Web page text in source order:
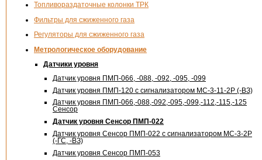
Топливораздаточные колонки ТРК
Фильтры для сжиженного газа
Регуляторы для сжиженного газа
Метрологическое оборудование
Датчики уровня
Датчик уровня ПМП-066, -088, -092, -095, -099
Датчик уровня ПМП-120 с сигнализатором МС-3-11-2Р (-ВЗ)
Датчик уровня ПМП-066,-088,-092,-095,-099,-112,-115,-125
Сенсор
Датчик уровня Сенсор ПМП-022
Датчик уровня Сенсор ПМП-022 с сигнализатором МС-3-2Р
(-ГС, -ВЗ)
Датчик уровня Сенсор ПМП-053